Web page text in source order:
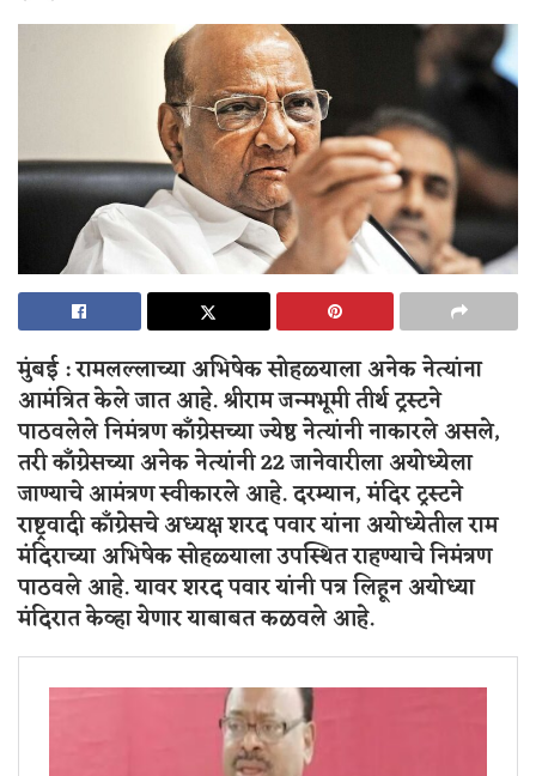
मुंबई : रामलल्लाच्या अभिषेक सोहळ्याला अनेक नेत्यांना
आमंत्रित केले जात आहे. श्रीराम जन्मभूमी तीर्थ ट्रस्टने
पाठवलेले निमंत्रण काँग्रेसच्या ज्येष्ठ नेत्यांनी नाकारले असले,
तरी काँग्रेसच्या अनेक नेत्यांनी 22 जानेवारीला अयोध्येला
जाण्याचे आमंत्रण स्वीकारले आहे.दरम्यान, मंदिर ट्रस्टने
राष्ट्रवादी काँग्रेसचे अध्यक्ष शरद पवार यांना अयोध्येतील राम
मंदिराच्या अभिषेक सोहळ्याला उपस्थित राहण्याचे निमंत्रण
पाठवले आहे. यावर शरद पवार यांनी पत्र लिहून अयोध्या
मंदिरात केव्हा येणार याबाबत कळवले आहे.